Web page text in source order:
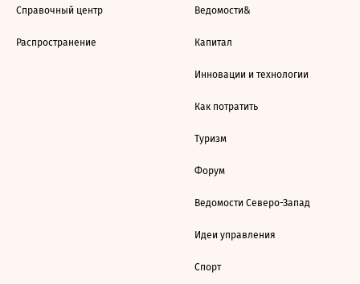
Справочный центр
Распространение
Ведомости&
Капитал
Инновации и технологии
Как потратить
Туризм
Форум
Ведомости Северо-Запад
Идеи управления
Спорт